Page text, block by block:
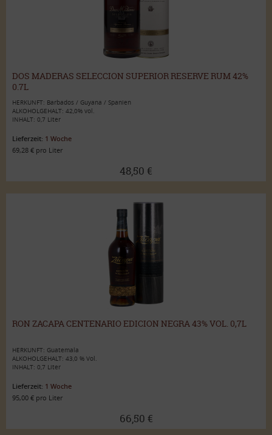
DOS MADERAS SELECCION SUPERIOR RESERVE RUM 42%
0.7L
HERKUNFT: Barbados / Guyana / Spanien
ALKOHOLGEHALT: 42,0% vol.
INHALT: 0,7 Liter
Lieferzeit: 1 Woche
69,28 € pro Liter
48,50 €
RON ZACAPA CENTENARIO EDICION NEGRA 43% VOL. 0,7L
HERKUNFT: Guatemala
ALKOHOLGEHALT: 43,0 % Vol.
INHALT: 0,7 Liter
Lieferzeit: 1 Woche
95,00 € pro Liter
66,50 €